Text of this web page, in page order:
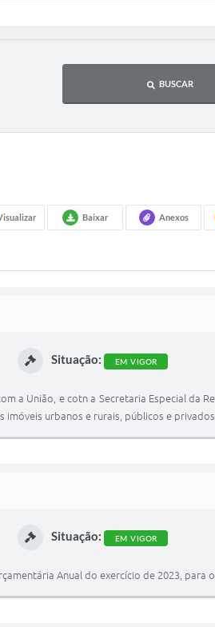
BUSCAR
Baixar Anexos
Situação: EM VIGOR
a União, e cotn a Secretaria Especial
urbanos e rurais, públicos e
Situação: EM VIGOR
Anual do exercício de 2023, para